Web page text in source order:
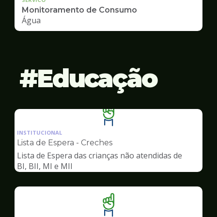
Monitoramento de Consumo
Água
Educação
Ilustração
da
pagina
Educação
INSTITUCIONAL
Lista de Espera - Creches
Lista de Espera das crianças não atendidas de
BI, BII, MI e MII
Ilustração